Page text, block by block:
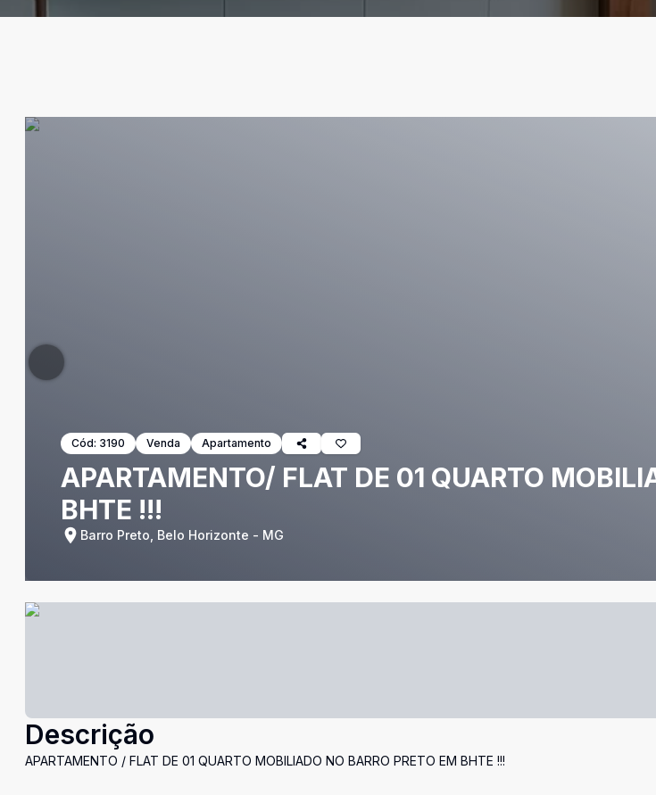
Cód: 3190 Venda Apartamento
APARTAMENTO/ FLAT DE 01 QUARTO
BHTE !!!
Barro Preto, Belo Horizonte - MG
Descrição
APARTAMENTO / FLAT DE 01 QUARTO MOBILIADO NO BARRO PRETO EM BHTE !!!